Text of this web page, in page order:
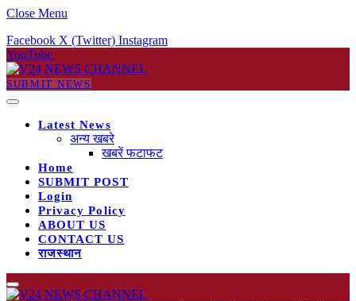
Close Menu
Facebook X (Twitter) Instagram
YouTube
SUBMIT NEWS
Latest News
अन्य खबरे
खबरें फटाफट
Home
SUBMIT POST
Login
Privacy Policy
ABOUT US
CONTACT US
राजस्थान